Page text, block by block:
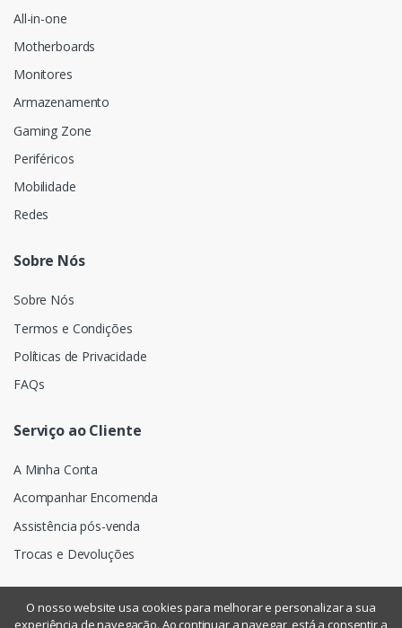
All-in-one
Motherboards
Monitores
Armazenamento
Gaming Zone
Periféricos
Mobilidade
Redes
Sobre Nós
Sobre Nós
Termos e Condições
Políticas de Privacidade
FAQs
Serviço ao Cliente
A Minha Conta
Acompanhar Encomenda
Assistência pós-venda
Trocas e Devoluções
O nosso website usa cookies para melhorar e personalizar a sua
experiência de navegação. Ao continuar a navegar, está a consentir a